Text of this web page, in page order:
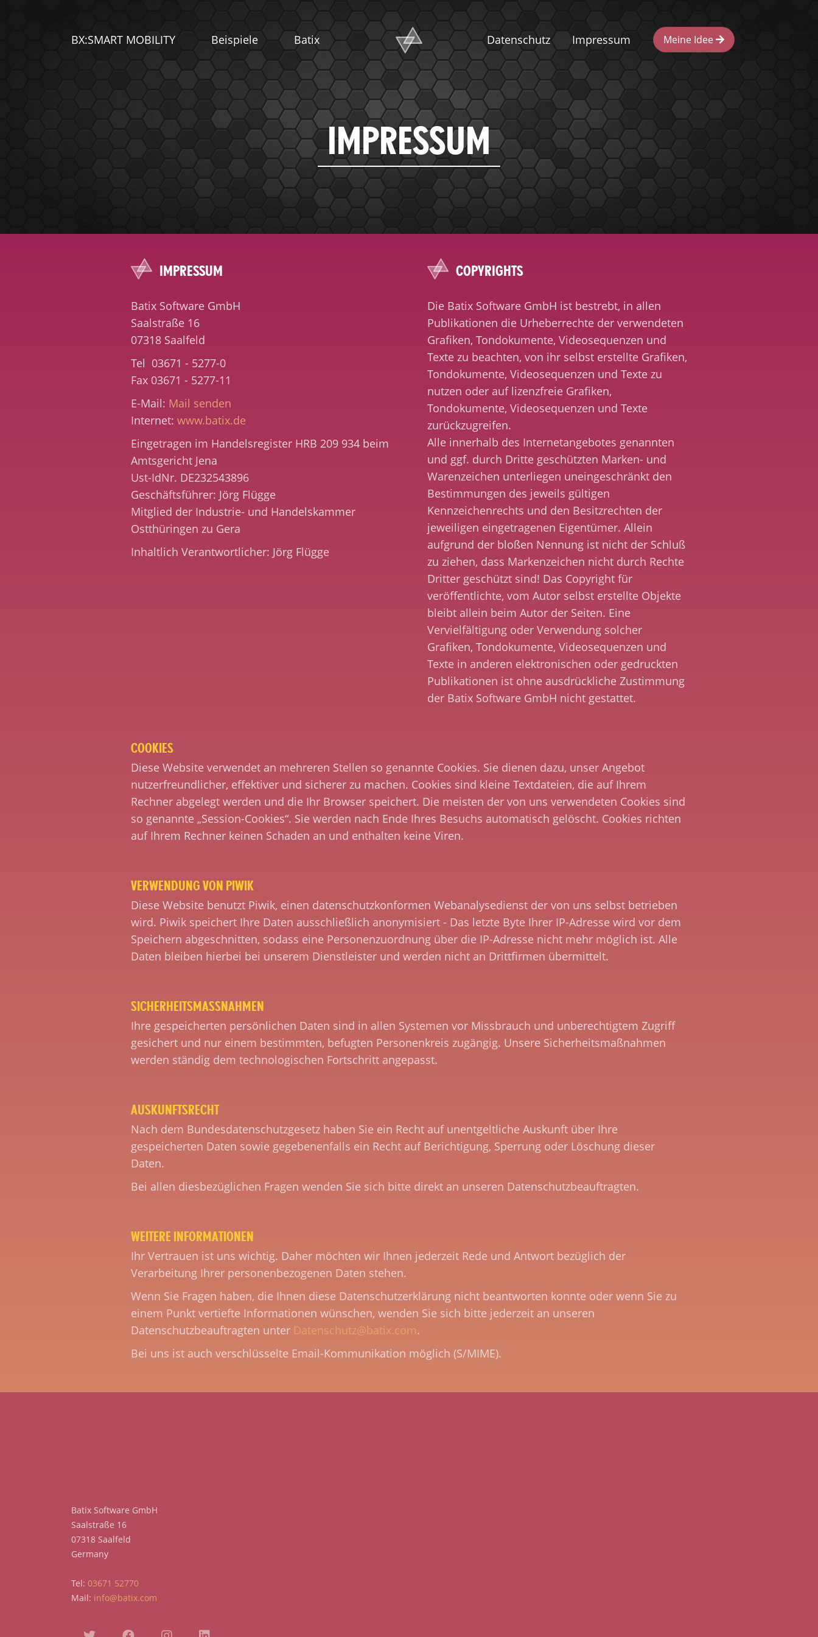
BX:SMART MOBILITY Beispiele Batix Datenschutz Impressum Meine Idee
IMPRESSUM
IMPRESSUM
Batix Software GmbH
Saalstraße 16
07318 Saalfeld
Tel 03671 - 5277-0
Fax 03671 - 5277-11
E-Mail: Mail senden
Internet: www.batix.de
Eingetragen im Handelsregister HRB 209 934 beim
Amtsgericht Jena
Ust-IdNr. DE232543896
Geschäftsführer: Jörg Flügge
Mitglied der Industrie- und Handelskammer
Ostthüringen zu Gera
Inhaltlich Verantwortlicher: Jörg Flügge
COPYRIGHTS
Die Batix Software GmbH ist bestrebt, in allen
Publikationen die Urheberrechte der verwendeten
Grafiken, Tondokumente, Videosequenzen und
Texte zu beachten, von ihr selbst erstellte Grafiken,
Tondokumente, Videosequenzen und Texte zu
nutzen oder auf lizenzfreie Grafiken,
Tondokumente, Videosequenzen und Texte
zurückzugreifen.
Alle innerhalb des Internetangebotes genannten
und ggf. durch Dritte geschützten Marken- und
Warenzeichen unterliegen uneingeschränkt den
Bestimmungen des jeweils gültigen
Kennzeichenrechts und den Besitzrechten der
jeweiligen eingetragenen Eigentümer. Allein
aufgrund der bloßen Nennung ist nicht der Schluß
zu ziehen, dass Markenzeichen nicht durch Rechte
Dritter geschützt sind! Das Copyright für
veröffentlichte, vom Autor selbst erstellte Objekte
bleibt allein beim Autor der Seiten. Eine
Vervielfältigung oder Verwendung solcher
Grafiken, Tondokumente, Videosequenzen und
Texte in anderen elektronischen oder gedruckten
Publikationen ist ohne ausdrückliche Zustimmung
der Batix Software GmbH nicht gestattet.
COOKIES
Diese Website verwendet an mehreren Stellen so genannte Cookies. Sie dienen dazu, unser Angebot
nutzerfreundlicher, effektiver und sicherer zu machen. Cookies sind kleine Textdateien, die auf Ihrem
Rechner abgelegt werden und die Ihr Browser speichert. Die meisten der von uns verwendeten Cookies sind
so genannte „Session-Cookies“. Sie werden nach Ende Ihres Besuchs automatisch gelöscht. Cookies richten
auf Ihrem Rechner keinen Schaden an und enthalten keine Viren.
VERWENDUNG VON PIWIK
Diese Website benutzt Piwik, einen datenschutzkonformen Webanalysedienst der von uns selbst betrieben
wird. Piwik speichert Ihre Daten ausschließlich anonymisiert - Das letzte Byte Ihrer IP-Adresse wird vor dem
Speichern abgeschnitten, sodass eine Personenzuordnung über die IP-Adresse nicht mehr möglich ist. Alle
Daten bleiben hierbei bei unserem Dienstleister und werden nicht an Drittfirmen übermittelt.
SICHERHEITSMASSNAHMEN
Ihre gespeicherten persönlichen Daten sind in allen Systemen vor Missbrauch und unberechtigtem Zugriff
gesichert und nur einem bestimmten, befugten Personenkreis zugängig. Unsere Sicherheitsmaßnahmen
werden ständig dem technologischen Fortschritt angepasst.
AUSKUNFTSRECHT
Nach dem Bundesdatenschutzgesetz haben Sie ein Recht auf unentgeltliche Auskunft über Ihre
gespeicherten Daten sowie gegebenenfalls ein Recht auf Berichtigung, Sperrung oder Löschung dieser
Daten.
Bei allen diesbezüglichen Fragen wenden Sie sich bitte direkt an unseren Datenschutzbeauftragten.
WEITERE INFORMATIONEN
Ihr Vertrauen ist uns wichtig. Daher möchten wir Ihnen jederzeit Rede und Antwort bezüglich der
Verarbeitung Ihrer personenbezogenen Daten stehen.
Wenn Sie Fragen haben, die Ihnen diese Datenschutzerklärung nicht beantworten konnte oder wenn Sie zu
einem Punkt vertiefte Informationen wünschen, wenden Sie sich bitte jederzeit an unseren
Datenschutzbeauftragten unter Datenschutz@batix.com.
Bei uns ist auch verschlüsselte Email-Kommunikation möglich (S/MIME).
Batix Software GmbH
Saalstraße 16
07318 Saalfeld
Germany
Tel: 03671 52770
Mail: info@batix.com